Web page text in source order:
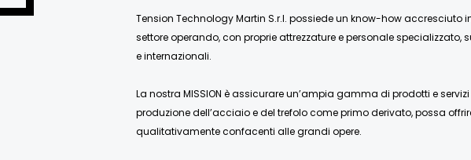
Tension Technology Martin S.r.l. possiede un know-how accresciuto
settore operando, con proprie attrezzature e personale specializzato,
e internazionali.
La nostra MISSION è assicurare un’ampia gamma di prodotti e
produzione dell’acciaio e del trefolo come primo derivato, possa
qualitativamente confacenti alle grandi opere.